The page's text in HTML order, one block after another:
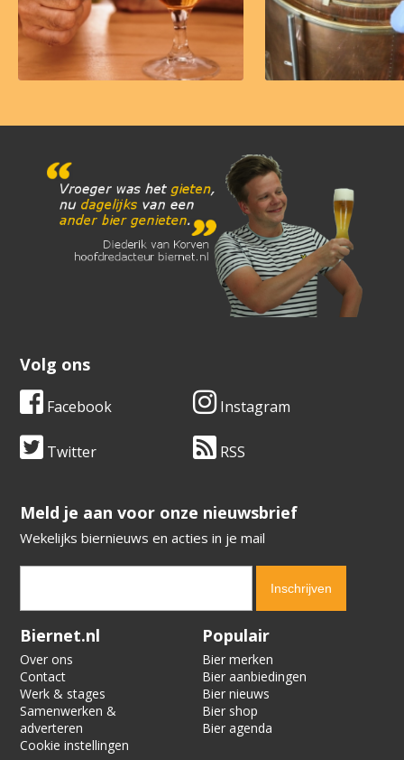
Volg ons
Facebook Instagram
Twitter RSS
​​​​​​​Meld je aan voor onze nieuwsbrief
Wekelijks biernieuws en acties in je mail
Verification code:
Biernet.nl
Over ons
Contact
Werk & stages
Samenwerken &
adverteren
Cookie instellingen
Populair
Bier merken
Bier aanbiedingen
Bier nieuws
Bier shop
Bier agenda